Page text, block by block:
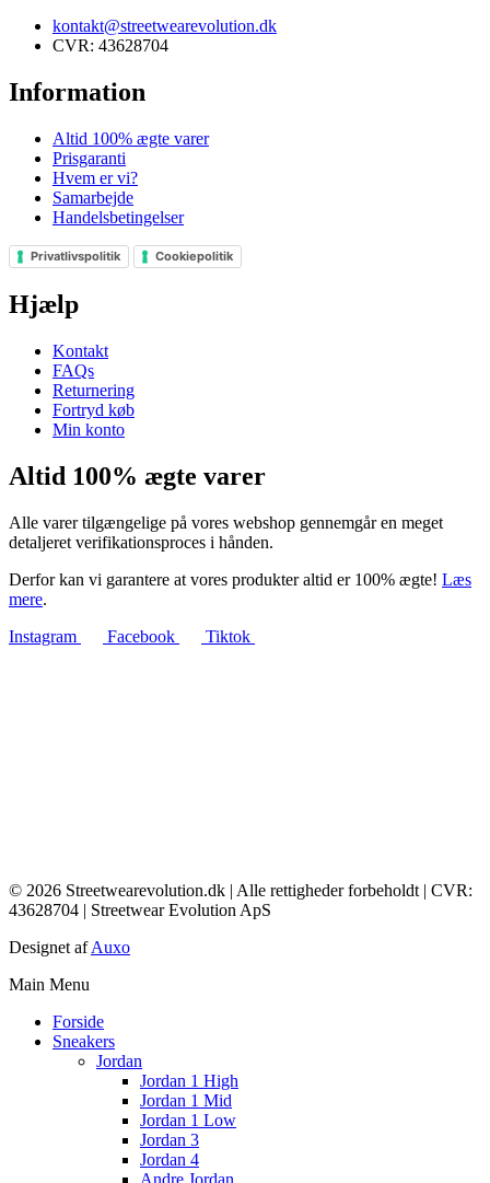
kontakt@streetwearevolution.dk
CVR: 43628704
Information
Altid 100% ægte varer
Prisgaranti
Hvem er vi?
Samarbejde
Handelsbetingelser
Privatlivspolitik Cookiepolitik
Hjælp
Kontakt
FAQs
Returnering
Fortryd køb
Min konto
Altid 100% ægte varer
Alle varer tilgængelige på vores webshop gennemgår en meget
detaljeret verifikationsproces i hånden.
Derfor kan vi garantere at vores produkter altid er 100% ægte! Læs
mere.
Instagram
Facebook Tiktok
© 2026 Streetwearevolution.dk | Alle rettigheder forbeholdt | CVR:
43628704 | Streetwear Evolution ApS
Designet afAuxo
Main Menu
Forside
Sneakers
Jordan
Jordan 1 High
Jordan 1 Mid
Jordan 1 Low
Jordan 3
Jordan 4
Andre Jordan